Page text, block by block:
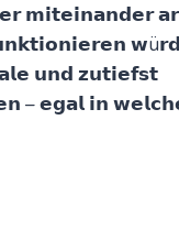
𝗺𝗶𝘁𝗲𝗶𝗻𝗮𝗻𝗱𝗲𝗿
𝘂𝗻𝗱 𝘇𝘂𝘁𝗶𝗲𝗳𝘀𝘁
– 𝗲𝗴𝗮𝗹 𝗶𝗻